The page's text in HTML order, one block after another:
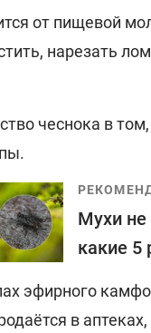
от пищевой
нарезать
чеснока в
Мухи не
какие 5
эфирного
в